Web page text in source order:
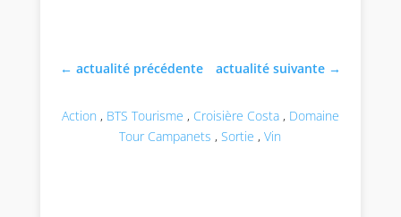
←actualité précédente actualité suivante→
Action , BTS Tourisme , Croisière Costa, Domaine
Tour Campanets ,Sortie ,Vin